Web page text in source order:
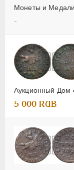
Монеты и
-
Аукционный Дом
5 000 RUB